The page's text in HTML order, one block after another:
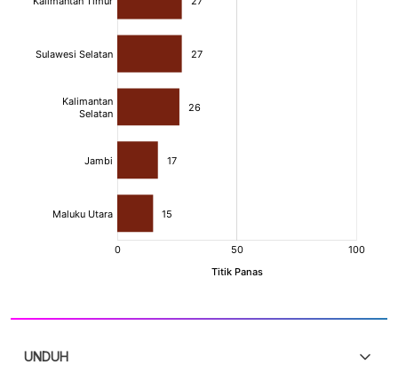
UNDUH